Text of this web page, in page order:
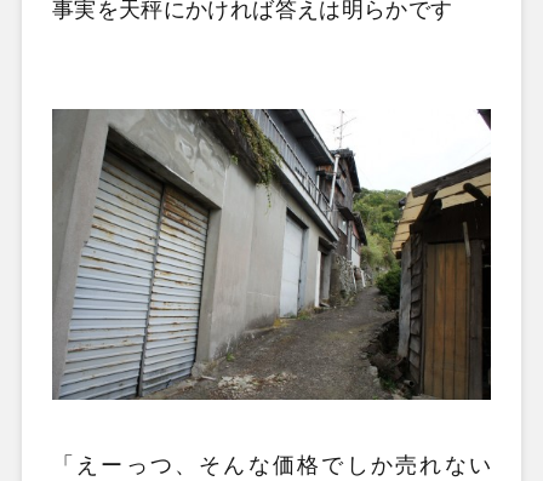
事実を天秤にかければ答えは明らかです
「えーっつ、そんな価格でしか売れない